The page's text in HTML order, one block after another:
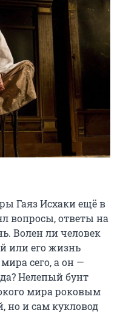
Гаяз Исхаки ещё в
вопросы, ответы на
Волен ли человек
или его жизнь
сего, а он —
Нелепый бунт
мира роковым
но и сам кукловод